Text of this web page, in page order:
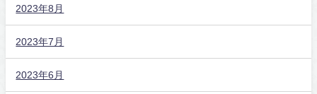
2023年8月
2023年7月
2023年6月